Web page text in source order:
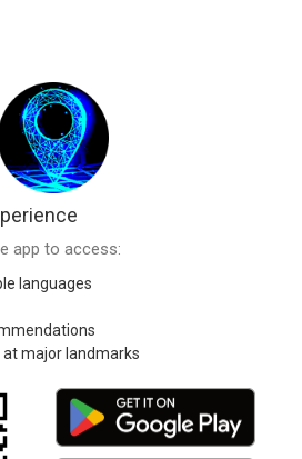
app to access:
languages
major landmarks